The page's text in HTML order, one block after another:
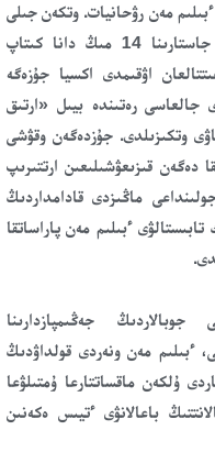
مەن رۋحانيات. وتكەن جىلى
دۋلات تاستەكەيدىڭ باستاماسىمەن ءوڭىر جاستارىنا 14 مىڭ دانا كىتاپ
اۋقىمدى اكسيا جۇزەگە
جالعاسى رەتىندە بيىل «ارتىق
وتكىزىلدى. جۇزدەگەن وقۋشى
دەگەن قىزىعۋشىلىعىن ارتتىرىپ
ماڭىزدى قادامداردىڭ
تابىستالۋى ءبىلىم مەن پاراساتقا
جەڭىمپازدارىنا
ءبىلىم مەن ونەردى قولداۋدىڭ
ۇلكەن ماقساتتارعا ۇمتىلۋعا
باعالانۋى ءتيىس ەكەنىن